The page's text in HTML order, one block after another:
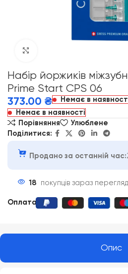
Набір йоржиків
Prime Start CPS 06
373.00 ₴
Немає в
Немає в наявності
Порівняння
Улюблене
Поділитися:
Продано за останній час:
18 покупців зараз
Оплата
Опис